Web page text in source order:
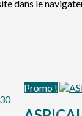
dans le
Promo !
Le
initial
Le